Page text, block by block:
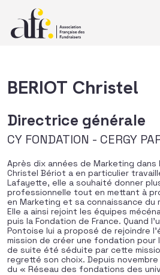
BERIOT Christel
Directrice générale
CY FONDATION - CERGY
Après dix années de Marketing
Christel Bériot a en particulier
Lafayette, elle a souhaité donner
professionnelle tout en mettant à
en Marketing et sa connaissance du
Elle a ainsi rejoint les équipes
puis la Fondation de France. Quand
Pontoise lui a proposé de rejoindre
mission de créer une fondation pour
de suite été séduite par cette
regretté son choix. Depuis
du « Réseau des fondations des